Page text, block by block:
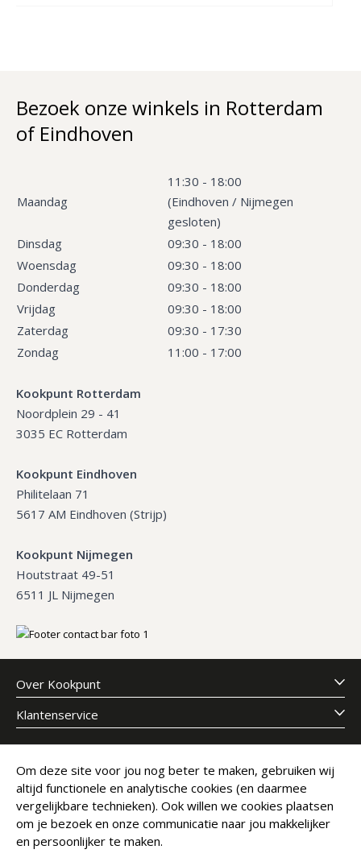
Bezoek onze winkels in Rotterdam
of Eindhoven
Maandag
11:30 - 18:00
(Eindhoven / Nijmegen
gesloten)
Dinsdag
09:30 - 18:00
Woensdag
09:30 - 18:00
Donderdag
09:30 - 18:00
Vrijdag
09:30 - 18:00
Zaterdag
09:30 - 17:30
Zondag
11:00 - 17:00
Kookpunt Rotterdam
Noordplein 29 - 41
3035 EC Rotterdam
Kookpunt Eindhoven
Philitelaan 71
5617 AM Eindhoven (Strijp)
Kookpunt Nijmegen
Houtstraat 49-51
6511 JL Nijmegen
Over Kookpunt
Klantenservice
Meld je aan voor onze nieuwsbrief
E-mailadres
Abonneer
Om deze site voor jou nog beter te maken, gebruiken wij
altijd functionele en analytische cookies (en daarmee
vergelijkbare technieken). Ook willen we cookies plaatsen
om je bezoek en onze communicatie naar jou makkelijker
en persoonlijker te maken.